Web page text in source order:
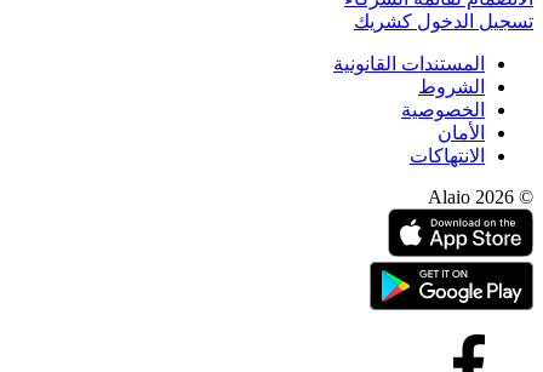
تسجيل الدخول كشريك
المستندات القانونية
الشروط
الخصوصية
الأمان
الانتهاكات
© 2026 Alaio